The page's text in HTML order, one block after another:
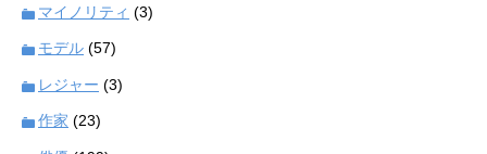
マイノリティ (3)
モデル (57)
レジャー (3)
作家 (23)